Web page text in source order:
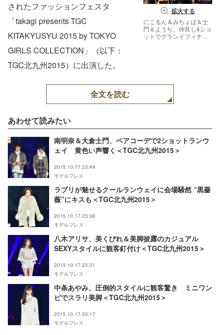
拡大する
にこるん＆みちょぱ＆士
門＆ようぢ、仲良し4ショ
ットでグランドフィナー
されたファッションフェスタ
「takagi presents TGC
KITAKYUSYU 2015 by TOKYO
GIRLS COLLECTION」（以下：
TGC北九州2015）に出演した。
全文を読む
あわせて読みたい
南明奈＆大倉士門、ペアコーデで2ショットランウ
ェイ 黄色い声響く＜TGC北九州2015＞
2015.10.17 23:49
モデルプレス
ラブリが魅せるクールランウェイに会場騒然 “黒薔
薇”にキスも＜TGC北九州2015＞
2015.10.17 23:38
モデルプレス
八木アリサ、美くびれ＆美脚披露のカジュアル
SEXYスタイルに観客釘付け＜TGC北九州2015＞
2015.10.17 23:31
モデルプレス
中条あやみ、圧倒的スタイルに観客驚き ミニワン
ピでスラリ美脚＜TGC北九州2015＞
2015.10.17 23:17
モデルプレス